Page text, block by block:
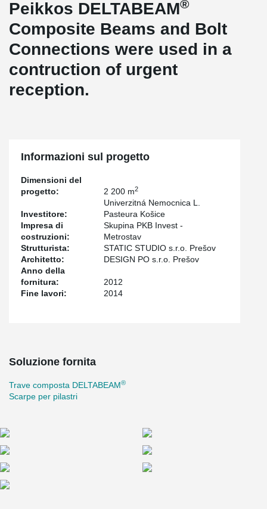
Peikkos DELTABEAM®
Composite Beams and Bolt
Connections were used in a
contruction of urgent
reception.
Informazioni sul progetto
Dimensioni del
progetto:
2 200 m2
Investitore:
Univerzitná Nemocnica L.
Pasteura Košice
Impresa di
costruzioni:
Skupina PKB Invest -
Metrostav
Strutturista:
STATIC STUDIO s.r.o. Prešov
Architetto:
DESIGN PO s.r.o. Prešov
Anno della
fornitura:
2012
Fine lavori:
2014
Soluzione fornita
Trave composta DELTABEAM®
Scarpe per pilastri